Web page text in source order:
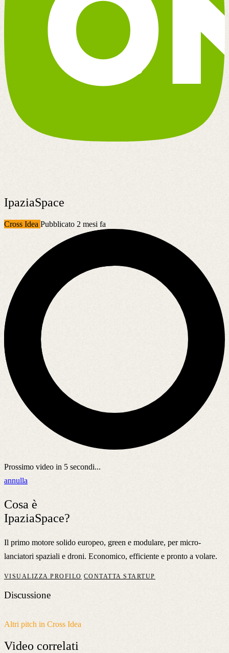
IpaziaSpace
Cross Idea Pubblicato 2 mesi fa
Prossimo video in 5 secondi...
annulla
Cosa è
IpaziaSpace?
Il primo motore solido europeo, green e modulare, per micro-
lanciatori spaziali e droni. Economico, efficiente e pronto a volare.
VISUALIZZA PROFILO CONTATTA STARTUP
Discussione
Altri pitch in Cross Idea
Video correlati